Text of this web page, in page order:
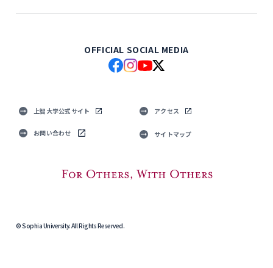
OFFICIAL SOCIAL MEDIA
上智大学公式サイト アクセス
お問い合わせ サイトマップ
© Sophia University. All Rights Reserved.